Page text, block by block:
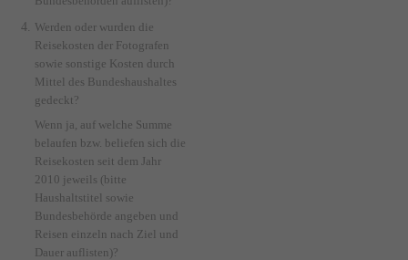
Werden oder wurden die
Reisekosten der Fotografen
sowie sonstige Kosten durch
Mittel des Bundeshaushaltes
gedeckt?
Wenn ja, auf welche Summe
belaufen bzw. beliefen sich die
Reisekosten seit dem Jahr
2010 jeweils (bitte
Haushaltstitel sowie
Bundesbehörde angeben und
Reisen einzeln nach Ziel und
Dauer auflisten)?